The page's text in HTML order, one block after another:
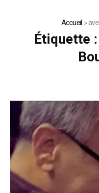
Accueil »
Étiquette :